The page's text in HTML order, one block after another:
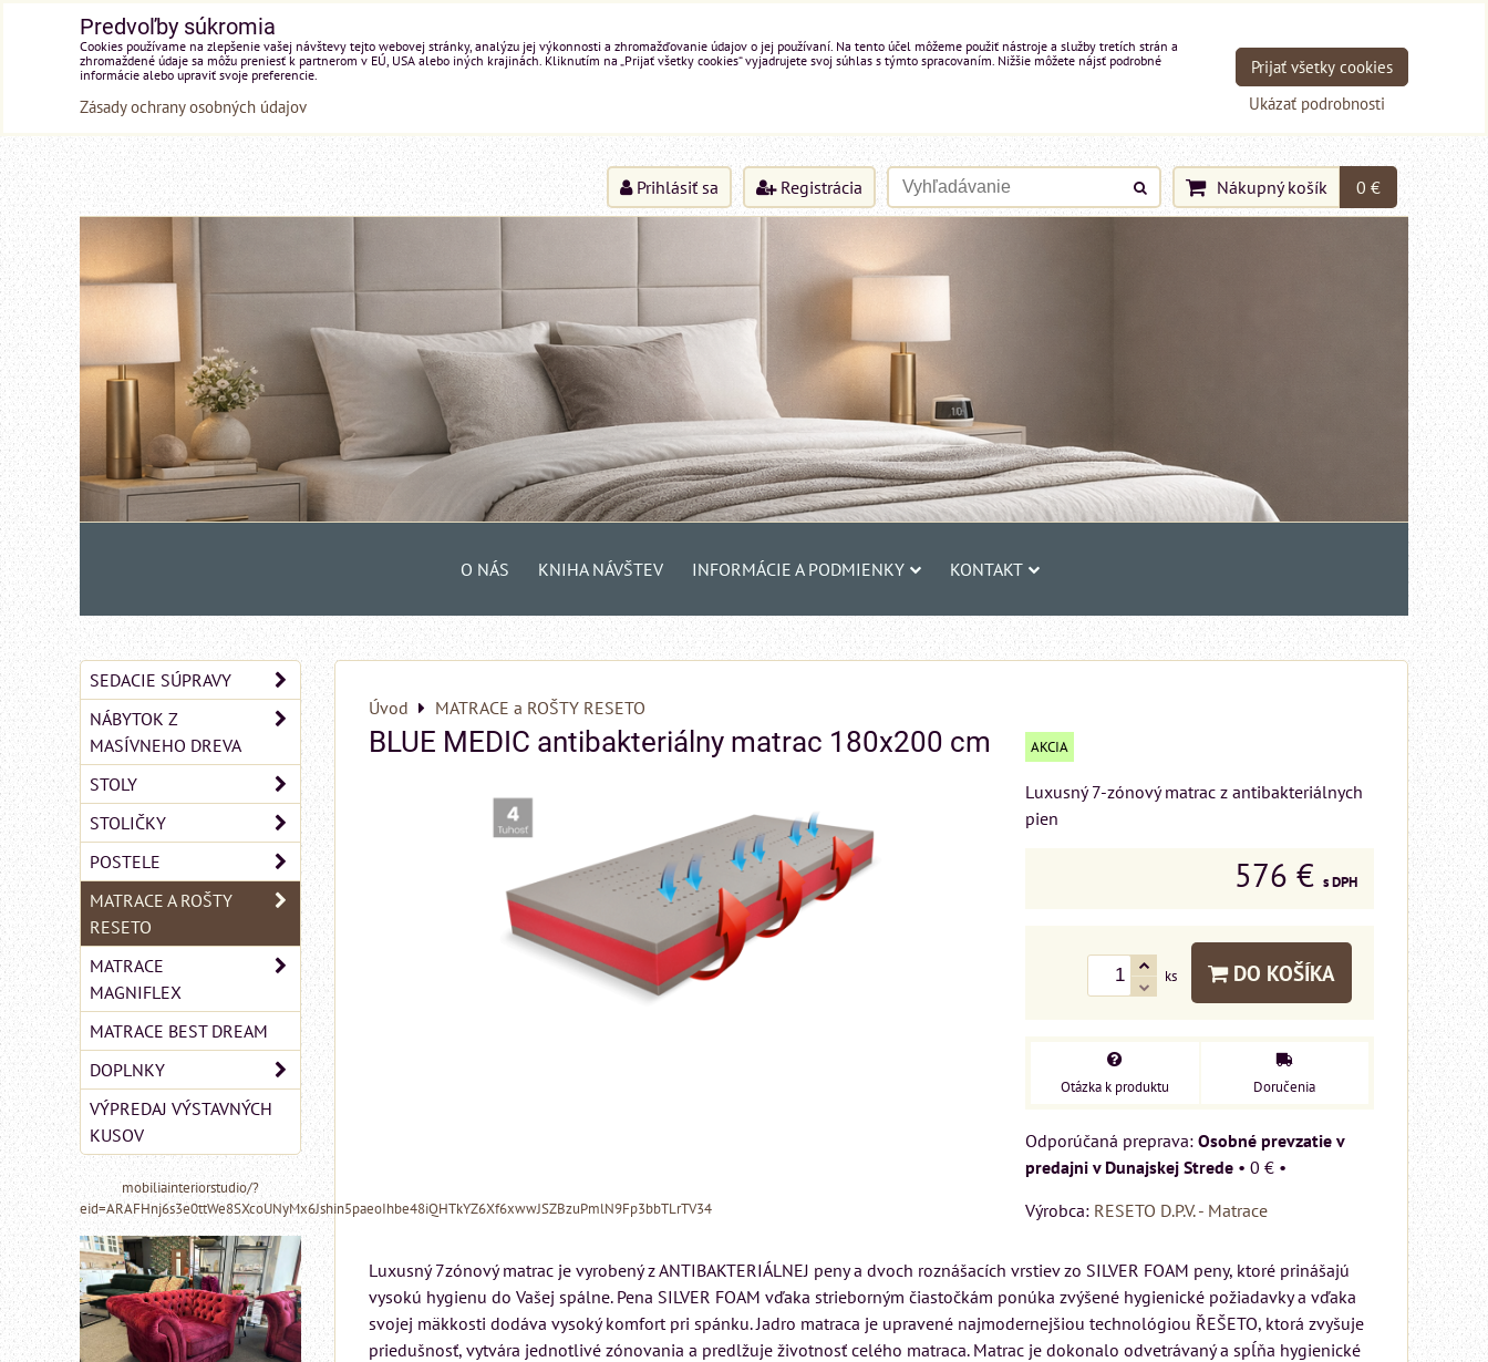
Prihlásiť sa Registrácia Nákupný košík 0 €
O NÁS KNIHA NÁVŠTEV INFORMÁCIE A PODMIENKY KONTAKT
Úvod MATRACE a ROŠTY RESETO
BLUE MEDIC antibakteriálny matrac 180x200 cm AKCIA
Luxusný 7-zónový matrac z antibakteriálnych
pien
576 € s DPH
ks DO KOŠÍKA
Otázka k produktu Doručenia
Osobné prevzatie v
predajni v Dunajskej Strede • 0 € •
Výrobca: RESETO D.P.V. - Matrace
Luxusný 7zónový matrac je vyrobený z ANTIBAKTERIÁLNEJ peny a dvoch roznášacích vrstiev zo SILVER FOAM peny, ktoré prinášajú
vysokú hygienu do Vašej spálne. Pena SILVER FOAM vďaka strieborným čiastočkám ponúka zvýšené hygienické požiadavky a vďaka
svojej mäkkosti dodáva vysoký komfort pri spánku. Jadro matraca je upravené najmodernejšiou technológiou ŘEŠETO, ktorá zvyšuje
priedušnosť, vytvára jednotlivé zónovania a predlžuje životnosť celého matraca. Matrac je dokonalo odvetrávaný a spĺňa hygienické
SEDACIE SÚPRAVY
NÁBYTOK Z
MASÍVNEHO DREVA
STOLY
STOLIČKY
POSTELE
MATRACE A ROŠTY
RESETO
MATRACE
MAGNIFLEX
MATRACE BEST DREAM
DOPLNKY
VÝPREDAJ VÝSTAVNÝCH
KUSOV
mobiliainteriorstudio/?
eid=ARAFHnj6s3e0ttWe8SXcoUNyMx6Jshin5paeoIhbe48iQHTkYZ6Xf6xwwJSZBzuPmlN9Fp3bbTLrTV34
Predvoľby súkromia
Cookies používame na zlepšenie vašej návštevy tejto webovej stránky, analýzu jej výkonnosti a zhromažďovanie údajov o jej používaní. Na tento účel môžeme použiť nástroje a služby tretích strán a
zhromaždené údaje sa môžu preniesť k partnerom v EÚ, USA alebo iných krajinách. Kliknutím na „Prijať všetky cookies“ vyjadrujete svoj súhlas s týmto spracovaním. Nižšie môžete nájsť podrobné
informácie alebo upraviť svoje preferencie.
Zásady ochrany osobných údajov Ukázať podrobnosti
Prijať všetky cookies